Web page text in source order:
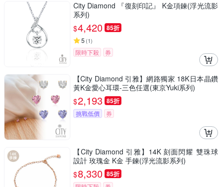
City Diamond 『復刻印記』 K金項鍊(浮光流影
系列)
$4,420 85折
5 (1)
限時下殺 券
【City Diamond 引雅】網路獨家 18K日本晶鑽
黃K金愛心耳環-三色任選(東京Yuki系列)
$2,193 85折
挑戰低價 券
【City Diamond 引雅】14K 刻面閃耀 雙珠球
設計 玫瑰金 K金 手鍊(浮光流影系列)
$8,330 85折